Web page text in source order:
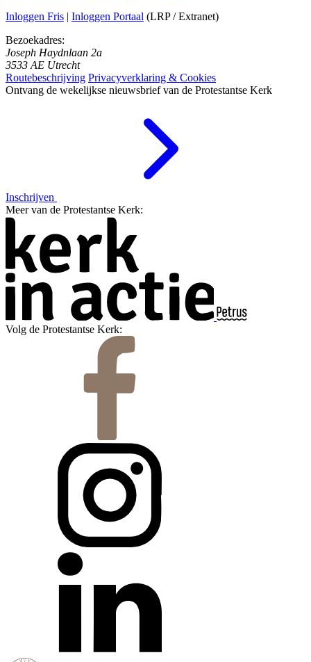
Inloggen Fris | Inloggen Portaal (LRP / Extranet)
Bezoekadres:
Joseph Haydnlaan 2a
3533 AE Utrecht
Routebeschrijving Privacyverklaring & Cookies
Ontvang de wekelijkse nieuwsbrief van de Protestantse Kerk
Inschrijven
Meer van de Protestantse Kerk:
Volg de Protestantse Kerk: